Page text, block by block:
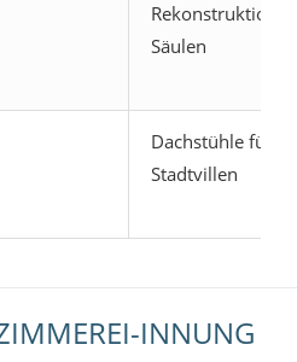
Rekonstruktion,
Säulen
Dachstühle für 3
Stadtvillen
INNUNG